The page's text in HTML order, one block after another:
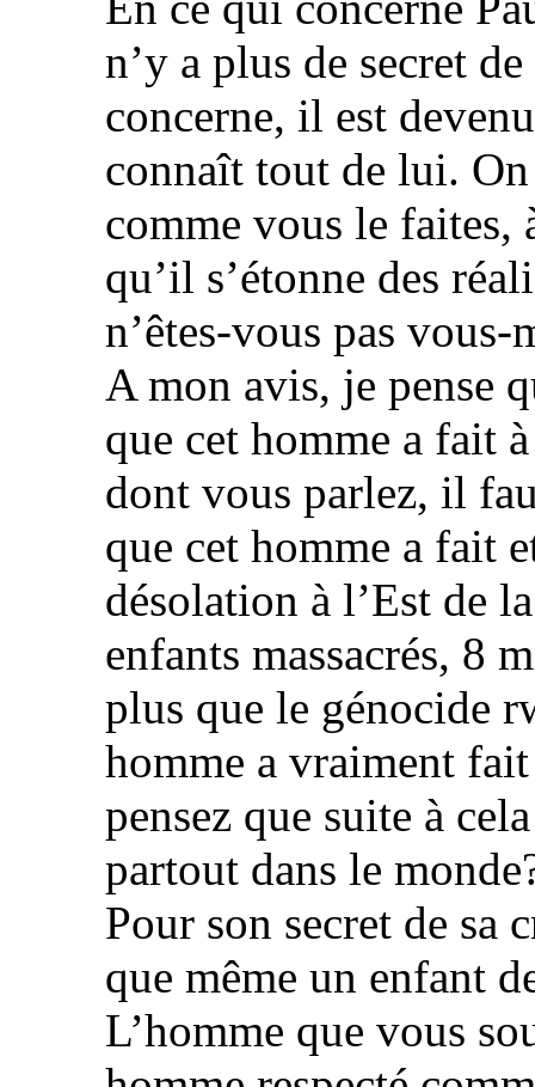
n’y a plus de secret
concerne, il est
connaît tout de lui.
comme vous le faites,
qu’il s’étonne des
n’êtes-vous pas vous-
A mon avis, je pense
que cet homme a fait
dont vous parlez, il
que cet homme a fait
désolation à l’Est de
enfants massacrés, 8
plus que le génocide
homme a vraiment
pensez que suite à
partout dans le
Pour son secret de sa
que même un enfant
L’homme que vous